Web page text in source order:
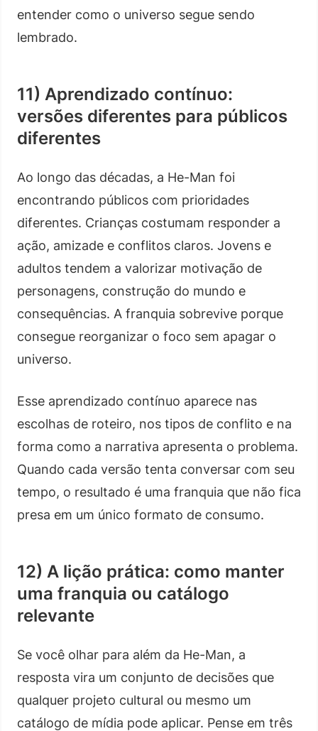
entender como o universo segue sendo
lembrado.
11) Aprendizado contínuo:
versões diferentes para públicos
diferentes
Ao longo das décadas, a He-Man foi
encontrando públicos com prioridades
diferentes. Crianças costumam responder a
ação, amizade e conflitos claros. Jovens e
adultos tendem a valorizar motivação de
personagens, construção do mundo e
consequências. A franquia sobrevive porque
consegue reorganizar o foco sem apagar o
universo.
Esse aprendizado contínuo aparece nas
escolhas de roteiro, nos tipos de conflito e na
forma como a narrativa apresenta o problema.
Quando cada versão tenta conversar com seu
tempo, o resultado é uma franquia que não fica
presa em um único formato de consumo.
12) A lição prática: como manter
uma franquia ou catálogo
relevante
Se você olhar para além da He-Man, a
resposta vira um conjunto de decisões que
qualquer projeto cultural ou mesmo um
catálogo de mídia pode aplicar. Pense em três